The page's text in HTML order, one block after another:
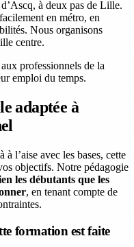
à deux pas de Lille.
en métro, en
Nous organisons
centre.
professionnels de la
emploi du temps.
adaptée à
l’aise avec les bases, cette
objectifs. Notre pédagogie
les débutants que les
, en tenant compte de
formation est faite